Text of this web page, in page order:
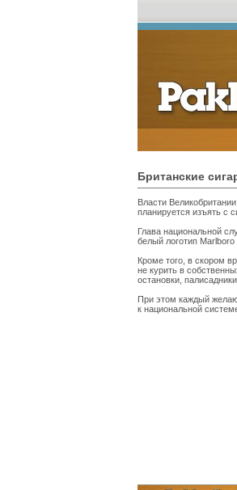
Британские
Власти
планируется изъять с
Глава национальной
белый логотип
Кроме того, в скором
не курить в
остановки,
При этом каждый
к национальной